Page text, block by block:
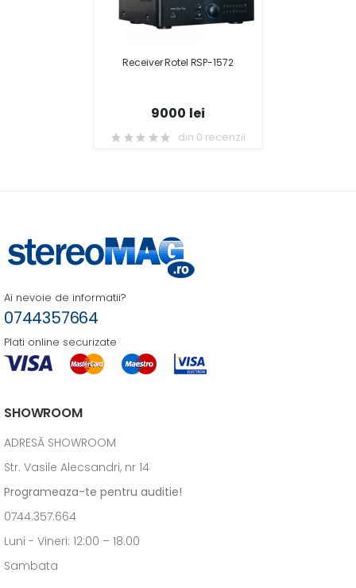
Receiver Rotel RSP-1572
9000 lei
din 0 recenzii
Ai nevoie de informatii?
0744357664
Plati online securizate
SHOWROOM
ADRESĂ SHOWROOM
Str. Vasile Alecsandri, nr 14
Programeaza-te pentru auditie!
0744.357.664
Luni - Vineri: 12:00 – 18.00
Sambata